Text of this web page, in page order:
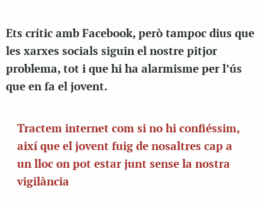
Ets crític amb Facebook, però tampoc dius que
les xarxes socials siguin el nostre pitjor
problema, tot i que hi ha alarmisme per l’ús
que en fa el jovent.
Tractem internet com si no hi confiéssim,
així que el jovent fuig de nosaltres cap a
un lloc on pot estar junt sense la nostra
vigilància